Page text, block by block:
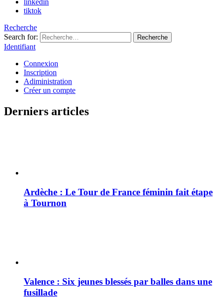
linkedin
tiktok
Recherche
Search for:
Recherche
Identifiant
Connexion
Inscription
Adiministration
Créer un compte
Derniers articles
Ardèche : Le Tour de France féminin fait étape
à Tournon
Valence : Six jeunes blessés par balles dans une
fusillade